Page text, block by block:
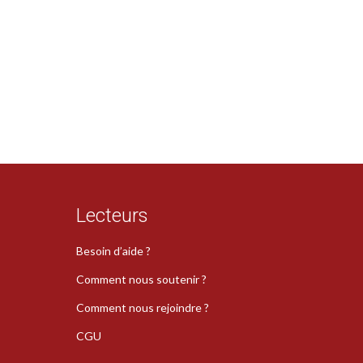
Lecteurs
Besoin d’aide ?
Comment nous soutenir ?
Comment nous rejoindre ?
CGU